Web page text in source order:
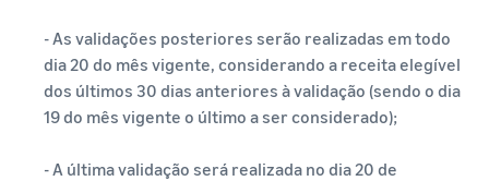
- As validações posteriores serão realizadas em todo
dia 20 do mês vigente, considerando a receita elegível
dos últimos 30 dias anteriores à validação (sendo o dia
19 do mês vigente o último a ser considerado);
- A última validação será realizada no dia 20 de